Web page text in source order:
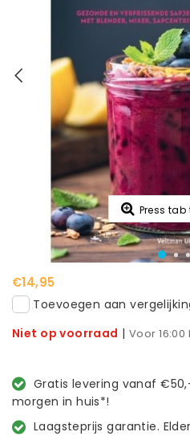
Press
€14,95
Toevoegen aan
Niet op voorraad | Voor
Gratis levering vanaf
morgen in huis*!
Laagsteprijs garantie.